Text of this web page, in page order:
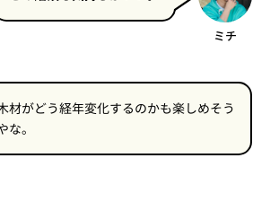
ミチ
材がどう経年変化するのかも楽しめそう
な。